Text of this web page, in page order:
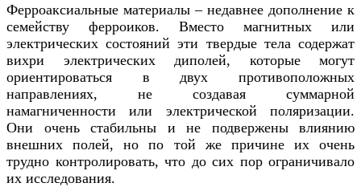
Ферроаксиальные материалы – недавнее дополнение к
семейству ферроиков. Вместо магнитных или
электрических состояний эти твердые тела содержат
вихри электрических диполей, которые могут
ориентироваться в двух противоположных
направлениях, не создавая суммарной
намагниченности или электрической поляризации.
Они очень стабильны и не подвержены влиянию
внешних полей, но по той же причине их очень
трудно контролировать, что до сих пор ограничивало
их исследования.